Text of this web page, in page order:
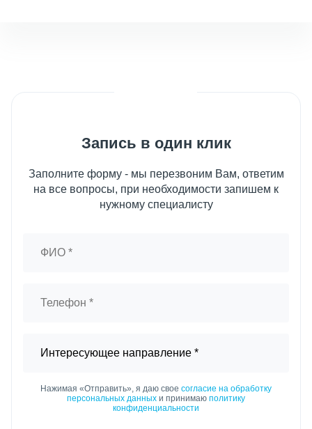
Запись в один клик
Заполните форму - мы перезвоним Вам, ответим
на все вопросы, при необходимости запишем к
нужному специалисту
Нажимая «Отправить», я даю свое согласие на обработку
персональных данных и принимаю политику
конфиденциальности